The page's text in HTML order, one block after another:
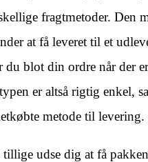
fragtmetoder. Den
at få leveret til et
du blot din ordre når der
er altså rigtig enkel,
metode til levering.
udse dig at få